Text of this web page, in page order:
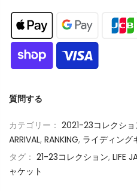
質問する
カテゴリー： 2021-23コレクショ
ARRIVAL, RANKING, ライディング
タグ： 21-23コレクション, LIFE
ャケット